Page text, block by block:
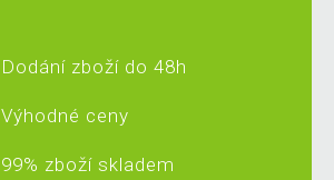
Dodání zboží do 48h
Výhodné ceny
99% zboží skladem